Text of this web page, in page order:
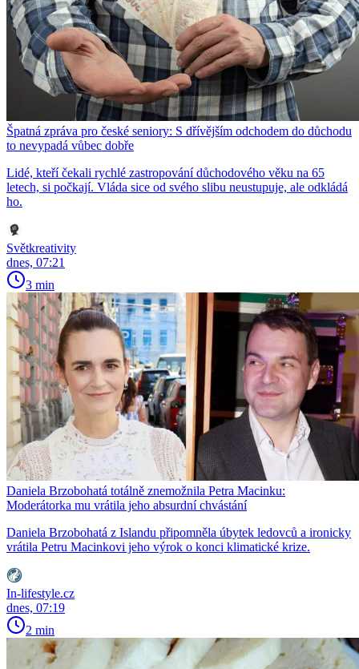
Špatná zpráva pro české seniory: S dřívějším odchodem do důchodu
to nevypadá vůbec dobře
Lidé, kteří čekali rychlé zastropování důchodového věku na 65
letech, si počkají. Vláda sice od svého slibu neustupuje, ale odkládá
ho.
Světkreativity
dnes, 07:21
3 min
Daniela Brzobohatá totálně znemožnila Petra Macinku:
Moderátorka mu vrátila jeho absurdní chvástání
Daniela Brzobohatá z Islandu připomněla úbytek ledovců a ironicky
vrátila Petru Macinkovi jeho výrok o konci klimatické krize.
In-lifestyle.cz
dnes, 07:19
2 min